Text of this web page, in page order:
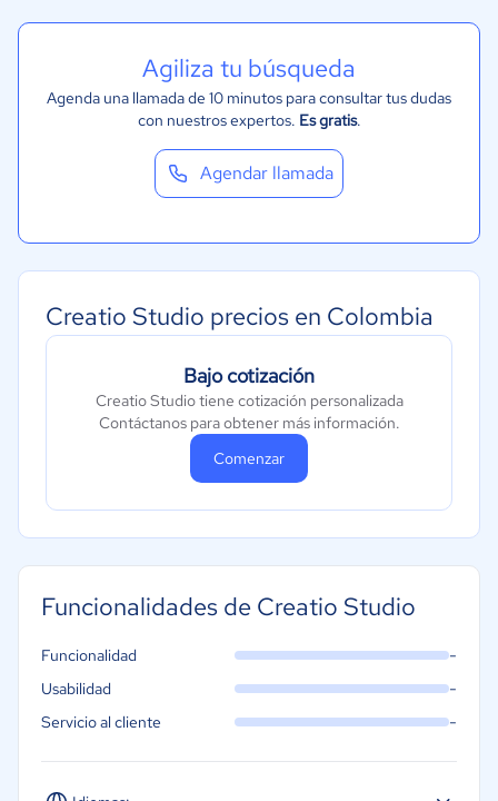
Agiliza tu búsqueda
Agenda una llamada de 10 minutos para consultar tus dudas
con nuestros expertos. Es gratis.
Agendar llamada
Creatio Studio precios en Colombia
Bajo cotización
Creatio Studio tiene cotización personalizada
Contáctanos para obtener más información.
Comenzar
Funcionalidades de Creatio Studio
Funcionalidad -
Usabilidad -
Servicio al cliente -